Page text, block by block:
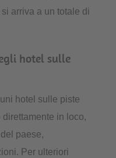
arriva a un totale di
hotel sulle
hotel sulle piste
in loco,
paese,
Per ulteriori